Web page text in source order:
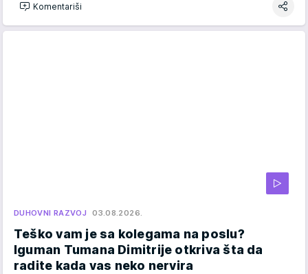
Komentariši
DUHOVNI RAZVOJ 03.08.2026.
Teško vam je sa kolegama na poslu?
Iguman Tumana Dimitrije otkriva šta da
radite kada vas neko nervira